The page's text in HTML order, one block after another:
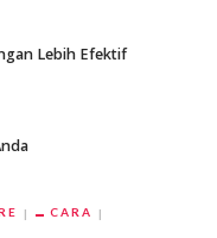
Lebih Efektif
CARA